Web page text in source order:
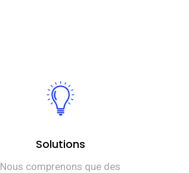
Solutions
Nous comprenons que des